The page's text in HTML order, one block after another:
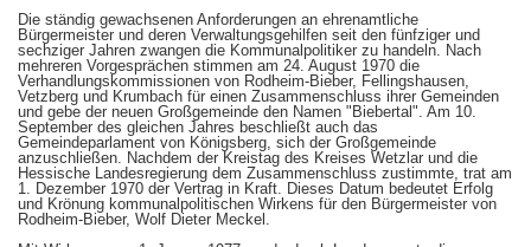
Die ständig gewachsenen Anforderungen an ehrenamtliche
Bürgermeister und deren Verwaltungsgehilfen seit den fünfziger und
sechziger Jahren zwangen die Kommunalpolitiker zu handeln. Nach
mehreren Vorgesprächen stimmen am 24. August 1970 die
Verhandlungskommissionen von Rodheim-Bieber, Fellingshausen,
Vetzberg und Krumbach für einen Zusammenschluss ihrer Gemeinden
und gebe der neuen Großgemeinde den Namen "Biebertal". Am 10.
September des gleichen Jahres beschließt auch das
Gemeindeparlament von Königsberg, sich der Großgemeinde
anzuschließen. Nachdem der Kreistag des Kreises Wetzlar und die
Hessische Landesregierung dem Zusammenschluss zustimmte, trat am
1. Dezember 1970 der Vertrag in Kraft. Dieses Datum bedeutet Erfolg
und Krönung kommunalpolitischen Wirkens für den Bürgermeister von
Rodheim-Bieber, Wolf Dieter Meckel.